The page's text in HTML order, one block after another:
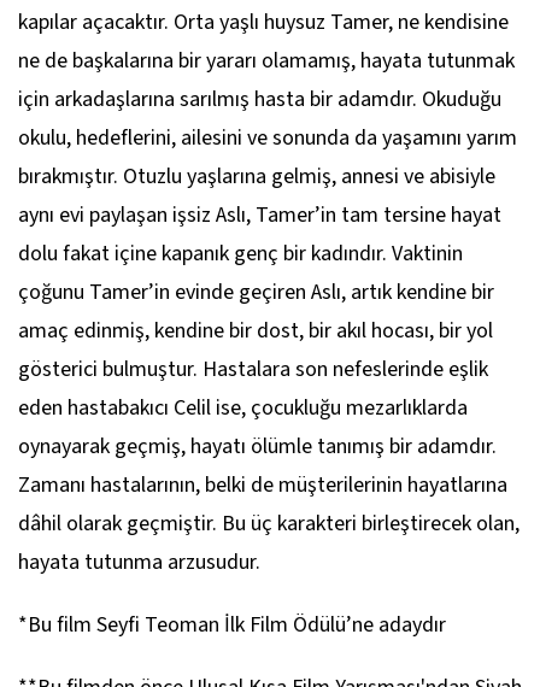
kapılar açacaktır. Orta yaşlı huysuz Tamer, ne kendisine
ne de başkalarına bir yararı olamamış, hayata tutunmak
için arkadaşlarına sarılmış hasta bir adamdır. Okuduğu
okulu, hedeflerini, ailesini ve sonunda da yaşamını yarım
bırakmıştır. Otuzlu yaşlarına gelmiş, annesi ve abisiyle
aynı evi paylaşan işsiz Aslı, Tamer’in tam tersine hayat
dolu fakat içine kapanık genç bir kadındır. Vaktinin
çoğunu Tamer’in evinde geçiren Aslı, artık kendine bir
amaç edinmiş, kendine bir dost, bir akıl hocası, bir yol
gösterici bulmuştur. Hastalara son nefeslerinde eşlik
eden hastabakıcı Celil ise, çocukluğu mezarlıklarda
oynayarak geçmiş, hayatı ölümle tanımış bir adamdır.
Zamanı hastalarının, belki de müşterilerinin hayatlarına
dâhil olarak geçmiştir. Bu üç karakteri birleştirecek olan,
hayata tutunma arzusudur.
*Bu film Seyfi Teoman İlk Film Ödülü’ne adaydır